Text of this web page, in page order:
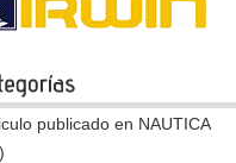
publicado en NAUTICA